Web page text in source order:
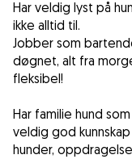
Har veldig lyst på
ikke alltid til.
Jobber som
døgnet, alt fra
fleksibel!
Har familie hund
veldig god
hunder,